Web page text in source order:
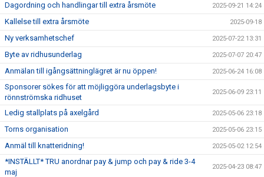
Dagordning och handlingar till extra årsmöte 2025-09-21 14:24
Kallelse till extra årsmöte 2025-09-18
Ny verksamhetschef 2025-07-22 13:31
Byte av ridhusunderlag 2025-07-07 20:47
Anmälan till igångsättninglägret är nu öppen! 2025-06-24 16:08
Sponsorer sökes för att möjliggöra underlagsbyte i
rönnströmska ridhuset
2025-06-09 23:11
Ledig stallplats på axelgård 2025-05-06 23:18
Torns organisation 2025-05-06 23:15
Anmäl till knatteridning! 2025-05-02 12:54
*INSTÄLLT* TRU anordnar pay & jump och pay & ride 3-4
maj
2025-04-23 08:47